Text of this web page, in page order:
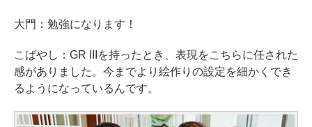
大門：勉強になります！
こばやし：GR IIIを持ったとき、表現をこちらに任された
感がありました。今までより絵作りの設定を細かくでき
るようになっているんです。